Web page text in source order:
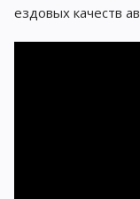
ездовых качеств